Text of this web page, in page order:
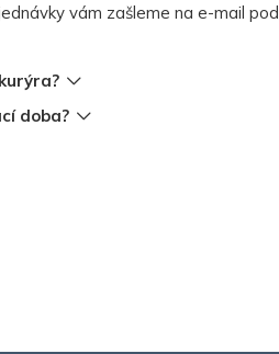
vám zašleme na e-mail
doba?